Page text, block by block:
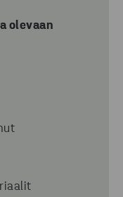
olevaan